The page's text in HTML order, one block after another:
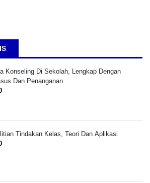
Konseling Di Sekolah, Lengkap Dengan
Dan Penanganan
Tindakan Kelas, Teori Dan Aplikasi